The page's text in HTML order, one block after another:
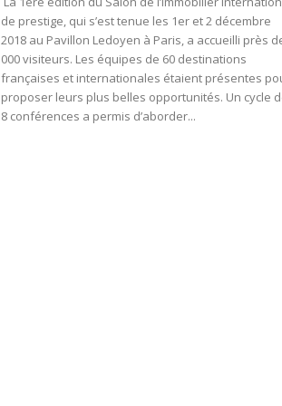
de prestige, qui s’est tenue les 1er et 2 décembre
2018 au Pavillon Ledoyen à Paris, a accueilli près
000 visiteurs. Les équipes de 60 destinations
françaises et internationales étaient présentes
proposer leurs plus belles opportunités. Un cycle
8 conférences a permis d’aborder...